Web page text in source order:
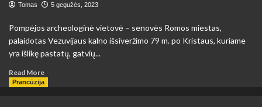
Valensijoje
Tomas 5 gegužės, 2023
Pompėjos archeologinė vietovė – senovės Romos miestas,
palaidotas Vezuvijaus kalno išsiveržimo 79 m. po Kristaus, kuriame
yra išlikę pastatų, gatvių...
Read MoreRead
more
Prancūzija